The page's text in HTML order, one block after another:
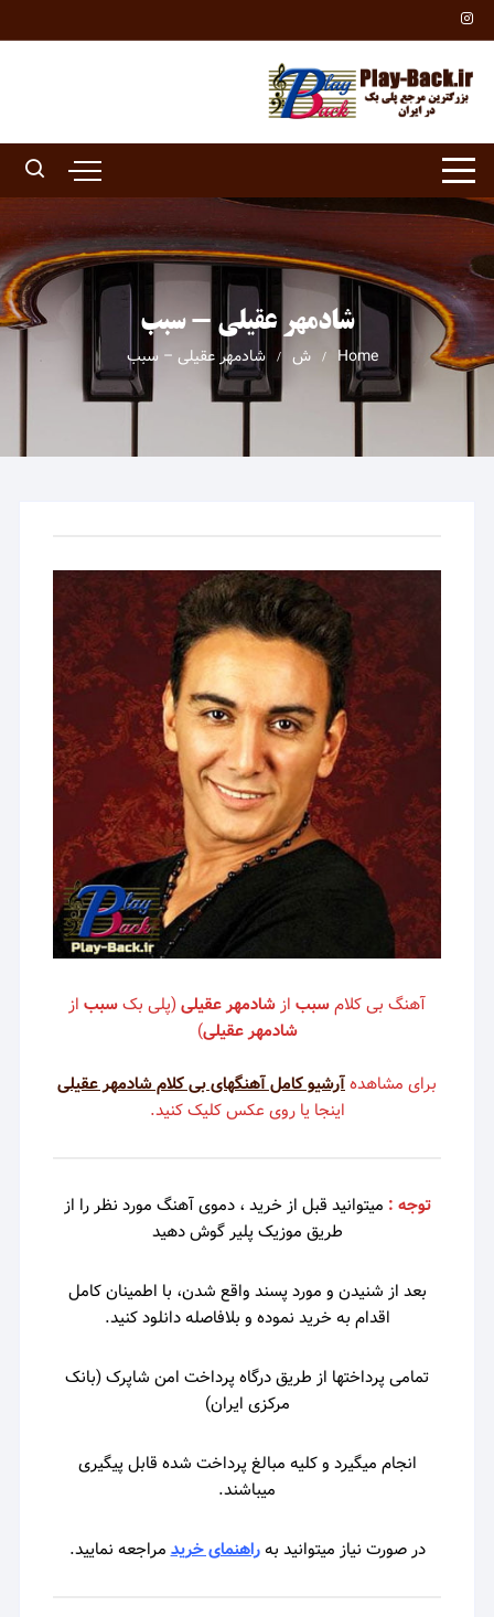
Skip
to
content
شادمهر عقیلی - سبب
Home ش شادمهر عقیلی – سبب
آهنگ بی کلامسبب از شادمهر عقیلی(پلی بکسبب از
شادمهر عقیلی)
برای مشاهدهآرشیو کامل آهنگهای بی کلام شادمهر عقیلی
اینجا یا روی عکس کلیک کنید.
توجه : میتوانید قبل از خرید ، دمویآهنگ مورد نظر را از
طریق موزیک پلیر گوش دهید
بعد از شنیدن و مورد پسند واقع شدن، با اطمینان کامل
اقدام به خرید نموده و بلافاصله دانلود کنید.
تمامی پرداختها از طریق درگاه پرداخت امن شاپرک (بانک
مرکزی ایران)
انجام میگیرد و کلیه مبالغ پرداخت شده قابل پیگیری
میباشند.
در صورت نیاز میتوانید به راهنمای خریدمراجعه نمایید.